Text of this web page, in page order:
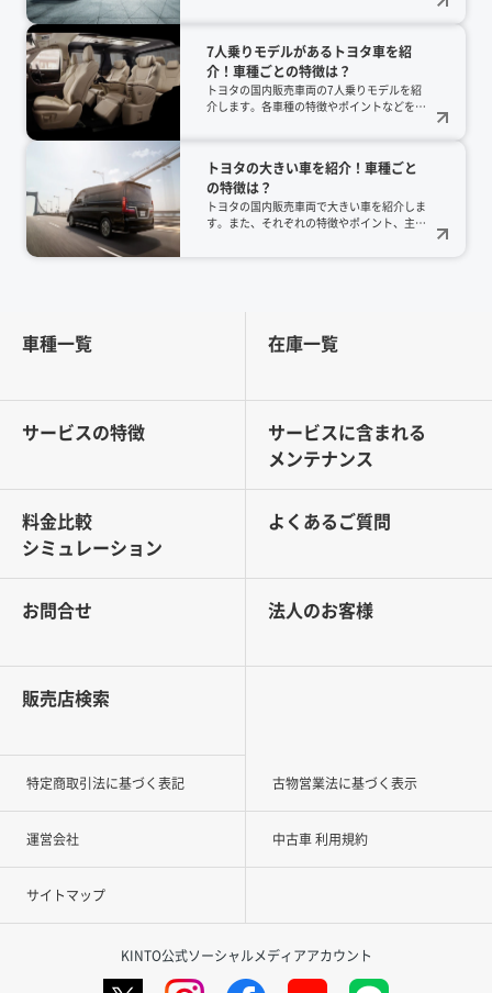
様なニーズに応えられる人気モデルです。そ
して2025年1月31日には、アルファードとヴ
ェルファイアのプラグインハイブリッド車
（PHEV）が発売されます。アルファード
人乗り）の価格は1,085万円（税込）です。
7人乗りモデルがあるトヨタ車を紹
介！車種ごとの特徴は？
トヨタの国内販売車両の7人乗りモデルを紹
介します。各車種の特徴やポイントなどを解
トヨタの大きい車を紹介！車種ごと
の特徴は？
トヨタの国内販売車両で大きい車を紹介しま
す。また、それぞれの特徴やポイント、主要
車種一覧 在庫一覧
サービスの特徴
サービスに含まれる
メンテナンス
料金比較
シミュレーション
よくあるご質問
お問合せ 法人のお客様
販売店検索
特定商取引法に基づく表記 古物営業法に基づく表示
運営会社 中古車 利用規約
サイトマップ
KINTO公式ソーシャルメディアアカウント